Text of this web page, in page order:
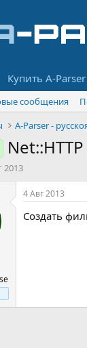
Купить A-Parser
сообщения
A-Parser -
2013
4 Авг 2013
Создать